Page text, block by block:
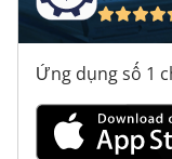
Ứng dụng số 1